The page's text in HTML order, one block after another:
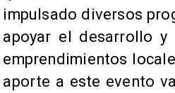
impulsado diversos
apoyar el desarrollo
emprendimientos
aporte a este evento